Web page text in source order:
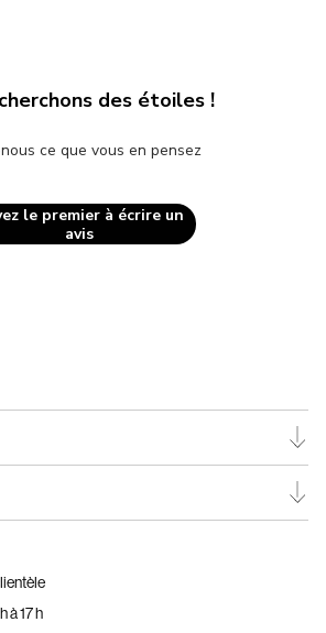
des étoiles !
ce que vous en pensez
le premier à écrire un
avis
à 17 h